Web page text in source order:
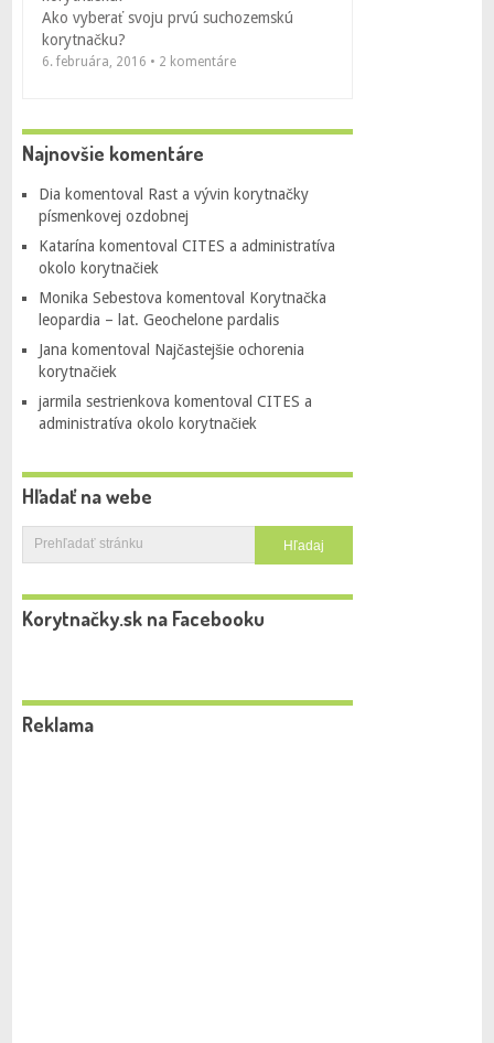
Ako vyberať svoju prvú suchozemskú
korytnačku?
6. februára, 2016 • 2 komentáre
Najnovšie komentáre
Dia komentoval Rast a vývin korytnačky
písmenkovej ozdobnej
Katarína komentoval CITES a administratíva
okolo korytnačiek
Monika Sebestova komentoval Korytnačka
leopardia – lat. Geochelone pardalis
Jana komentoval Najčastejšie ochorenia
korytnačiek
jarmila sestrienkova komentoval CITES a
administratíva okolo korytnačiek
Hľadať na webe
Korytnačky.sk na Facebooku
Reklama